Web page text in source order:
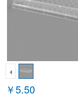
￥5.50